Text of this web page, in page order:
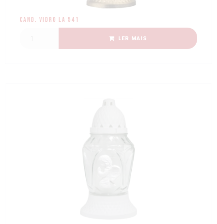
Cand. Vidro LA 541
LER MAIS